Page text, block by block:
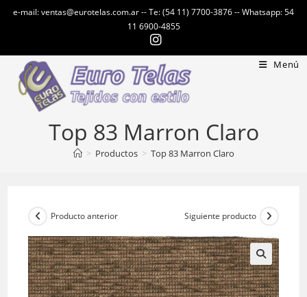
e-mail: ventas@eurotelas.com.ar -- Te: (54 11) 7700-3876 -- Whatsapp: 54
11 6900-4855
Menú
Top 83 Marron Claro
> Productos > Top 83 Marron Claro
Producto anterior Siguiente producto